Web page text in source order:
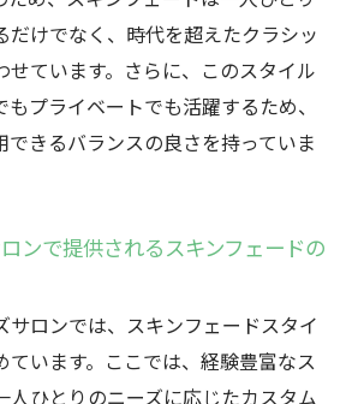
ロンで体験できるカスタマイズ
ードを取り入れたライフスタイ
ードで自信を高める方法
で洗練さを高める高崎市のサロ
だけでなく、時代を超えたクラシッ
せています。さらに、このスタイル
プライベートでも活躍するため、
できるバランスの良さを持っていま
ンで提供されるスキンフェードの
サロンでは、スキンフェードスタイ
ています。ここでは、経験豊富なス
人ひとりのニーズに応じたカスタム